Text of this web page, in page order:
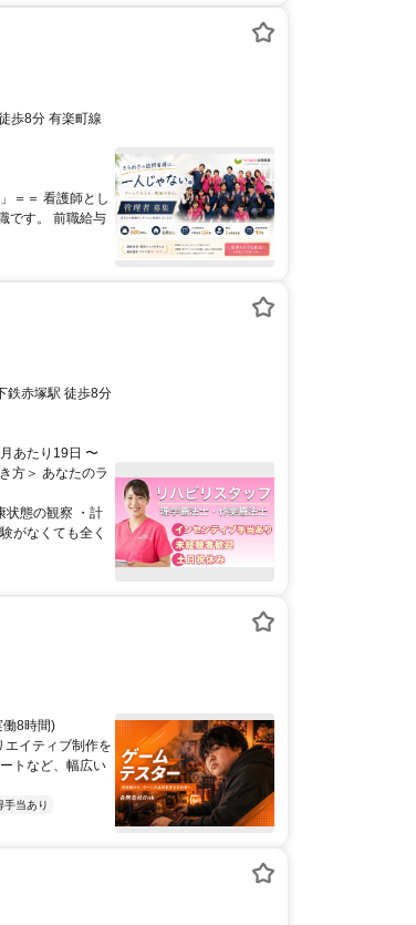
＝＝ 看護師とし
です。 前職給与
あたり19日 〜
方＞ あなたのラ
状態の観察 ・計
がなくても全く
働8時間)
イティブ制作を
トなど、幅広い
手当あり